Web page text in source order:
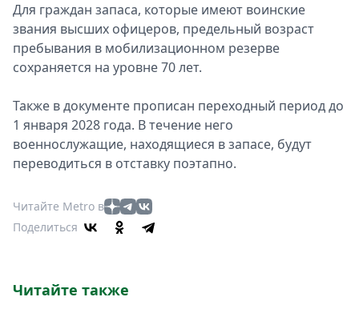
Для граждан запаса, которые имеют воинские
звания высших офицеров, предельный возраст
пребывания в мобилизационном резерве
сохраняется на уровне 70 лет.
Также в документе прописан переходный период до
1 января 2028 года. В течение него
военнослужащие, находящиеся в запасе, будут
переводиться в отставку поэтапно.
Читайте Metro в
Поделиться
Читайте также